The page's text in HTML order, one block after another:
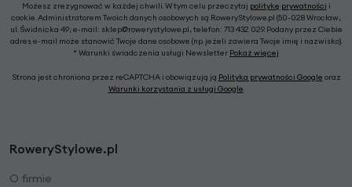
Możesz zrezygnować w każdej chwili. W tym celu przeczytaj politykę prywatności i
cookie. Administratorem Twoich danych osobowych są RoweryStylowe.pl (50-028 Wrocław,
ul. Świdnicka 49; e-mail: sklep@rowerystylowe.pl, telefon: 713 432 029. Podany przez Ciebie
adres e-mail może stanowić Twoje dane osobowe (np. jeżeli zawiera Twoje imię i nazwisko).
* Warunki świadczenia usługi Newsletter Pokaż więcej
Strona jest chroniona przez reCAPTCHA i obowiązują ją Polityka prywatności Google oraz
Warunki korzystania z usługi Google.
RoweryStylowe.pl
O firmie